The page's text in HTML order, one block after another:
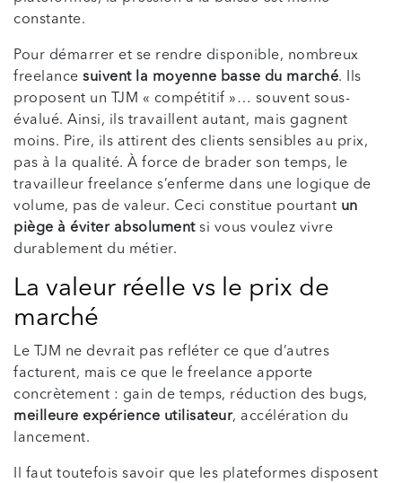
constante.
Pour démarrer et se rendre disponible, nombreux
freelance suivent la moyenne basse du marché. Ils
proposent un TJM « compétitif »… souvent sous-
évalué. Ainsi, ils travaillent autant, mais gagnent
moins. Pire, ils attirent des clients sensibles au prix,
pas à la qualité. À force de brader son temps, le
travailleur freelance s’enferme dans une logique de
volume, pas de valeur. Ceci constitue pourtant un
piège à éviter absolumentsi vous voulez vivre
durablement du métier.
La valeur réelle vs le prix de
marché
Le TJM ne devrait pas refléter ce que d’autres
facturent, mais ce que le freelance apporte
concrètement : gain de temps, réduction des bugs,
meilleure expérience utilisateur, accélération du
lancement.
Il faut toutefois savoir que les plateformes disposent